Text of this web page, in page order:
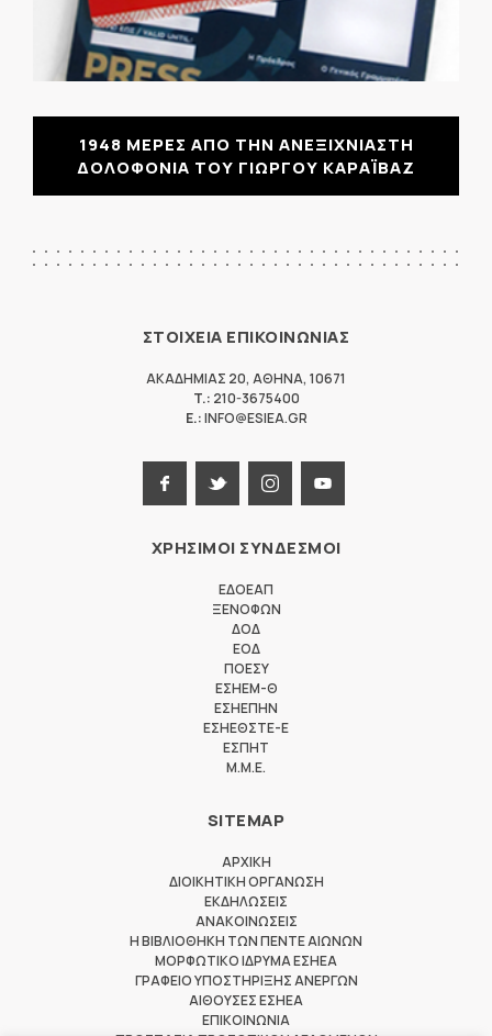
1948 ΜΕΡΕΣ ΑΠΟ ΤΗΝ ΑΝΕΞΙΧΝΙΑΣΤΗ
ΔΟΛΟΦΟΝΙΑ ΤΟΥ ΓΙΩΡΓΟΥ ΚΑΡΑΪΒΑΖ
ΣΤΟΙΧΕΙΑ ΕΠΙΚΟΙΝΩΝΙΑΣ
ΑΚΑΔΗΜΙΑΣ 20, ΑΘΗΝΑ, 10671
T.: 210-3675400
E.:INFO@ESIEA.GR
ΧΡΗΣΙΜΟΙ ΣΥΝΔΕΣΜΟΙ
ΕΔΟΕΑΠ
ΞΕΝΟΦΩΝ
ΔΟΔ
ΕΟΔ
ΠΟΕΣΥ
ΕΣΗΕΜ-Θ
ΕΣΗΕΠΗΝ
ΕΣΗΕΘΣΤΕ-Ε
ΕΣΠΗΤ
M.M.E.
SITEMAP
ΑΡΧΙΚΗ
ΔΙΟΙΚΗΤΙΚΗ ΟΡΓΑΝΩΣΗ
ΕΚΔΗΛΩΣΕΙΣ
ΑΝΑΚΟΙΝΩΣΕΙΣ
Η ΒΙΒΛΙΟΘΗΚΗ ΤΩΝ ΠΕΝΤΕ ΑΙΩΝΩΝ
ΜΟΡΦΩΤΙΚΟ ΙΔΡΥΜΑ ΕΣΗΕΑ
ΓΡΑΦΕΙΟ ΥΠΟΣΤΗΡΙΞΗΣ ΑΝΕΡΓΩΝ
ΑΙΘΟΥΣΕΣ ΕΣΗΕΑ
ΕΠΙΚΟΙΝΩΝΙΑ